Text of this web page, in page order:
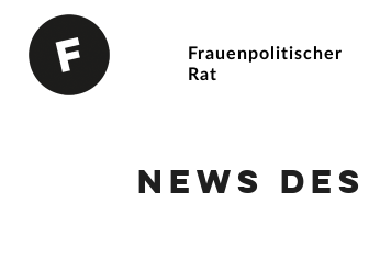
Frauenpolitischer
Rat
News